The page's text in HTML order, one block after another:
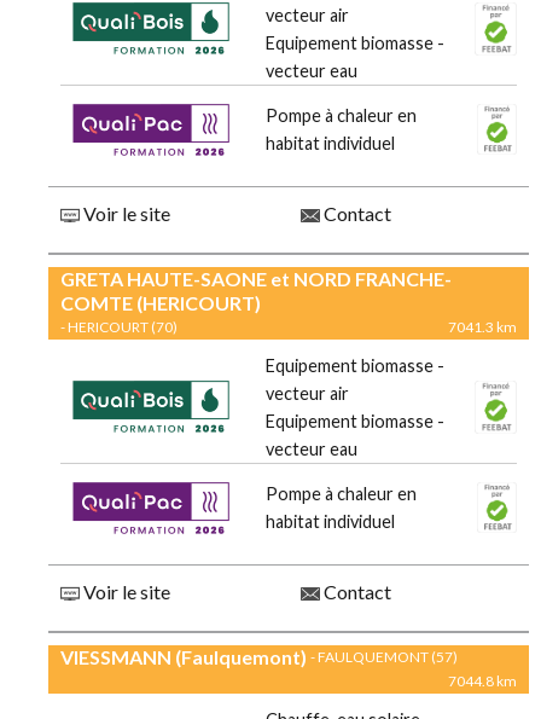
vecteur air
Equipement biomasse -
vecteur eau
Pompe à chaleur en
habitat individuel
Voir le site Contact
GRETA HAUTE-SAONE et NORD FRANCHE-
COMTE (HERICOURT)
- HERICOURT (70) 7041.3 km
Equipement biomasse -
vecteur air
Equipement biomasse -
vecteur eau
Pompe à chaleur en
habitat individuel
Voir le site Contact
VIESSMANN (Faulquemont) - FAULQUEMONT (57)
7044.8 km